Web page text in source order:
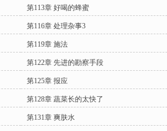
第113章 好喝的蜂蜜
第116章 处理杂事3
第119章 施法
第122章 先进的勘察手段
第125章 报应
第128章 蔬菜长的太快了
第131章 爽肤水